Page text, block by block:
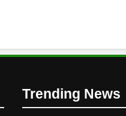
Trending News